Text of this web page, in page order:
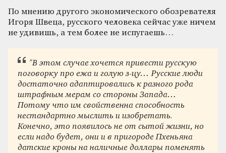
По мнению другого экономического обозревателя
Игоря Швеца, русского человека сейчас уже ничем
не удивишь, а тем более не испугаешь…
"В этом случае хочется привести русскую
поговорку про ежа и голую з-цу…Русские люди
достаточно адаптировались к разного рода
штрафным мерам со стороны Запада…
Потому что им свойственна способность
нестандартно мыслить и изобретать.
Конечно, это появилось не от сытой жизни, но
если надо будет, они и в пригороде Пхеньяна
датские кроны на наличные доллары поменять